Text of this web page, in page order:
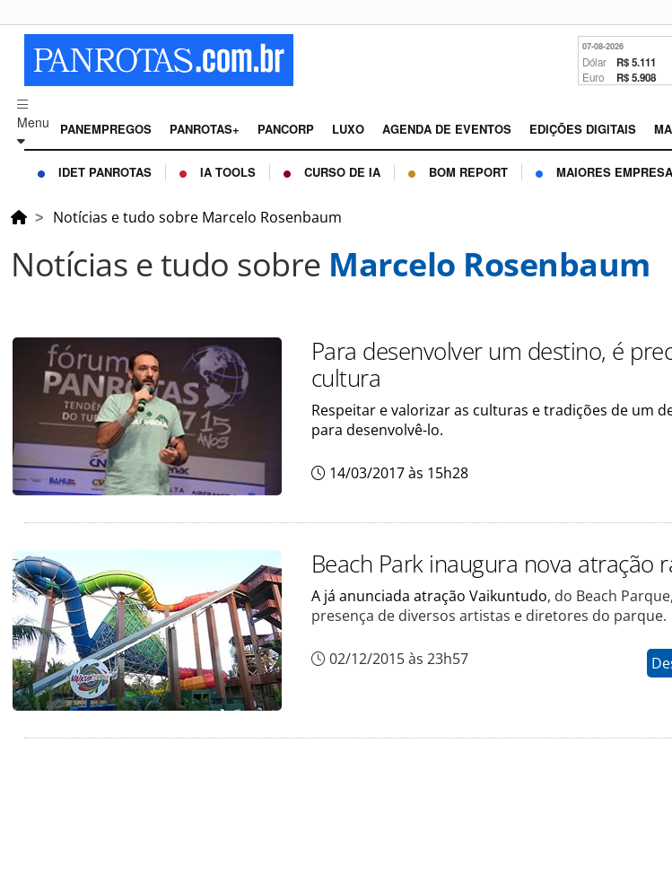
07-08-2026
Dólar R$ 5.111
Euro R$ 5.908
Menu PANEMPREGOS PANROTAS+ PANCORP LUXO AGENDA DE EVENTOS EDIÇÕES DIGITAIS
IDET PANROTAS IA TOOLS CURSO DE IA BOM REPORT MAIORES
Notícias e tudo sobre Marcelo Rosenbaum
Notícias e tudo sobre Marcelo Rosenbaum
Para desenvolver um destino, é
cultura
Respeitar e valorizar as culturas e tradições de um
para desenvolvê-lo.
14/03/2017 às 15h28
Beach Park inaugura nova atração
A já anunciada atração Vaikuntudo, do Beach
presença de diversos artistas e diretores do parque.
02/12/2015 às 23h57